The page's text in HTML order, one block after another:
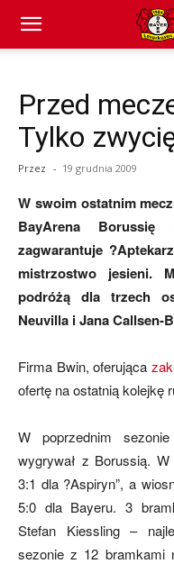
Bayer
aktualności
(transfery,
mecze,
skład)
Przed
Tylko
Przez - 19 grudnia 2009
W swoim ostatnim
BayArena Borussię
zagwarantuje
mistrzostwo jesieni.
podróżą dla trzech
Neuvilla i Jana
Firma Bwin, oferująca
ofertę na ostatnią kolejkę
W poprzednim
wygrywał z Borussią.
3:1 dla ?Aspiryn”, a
5:0 dla Bayeru. 3
Stefan Kiessling –
sezonie z 12 bramkami